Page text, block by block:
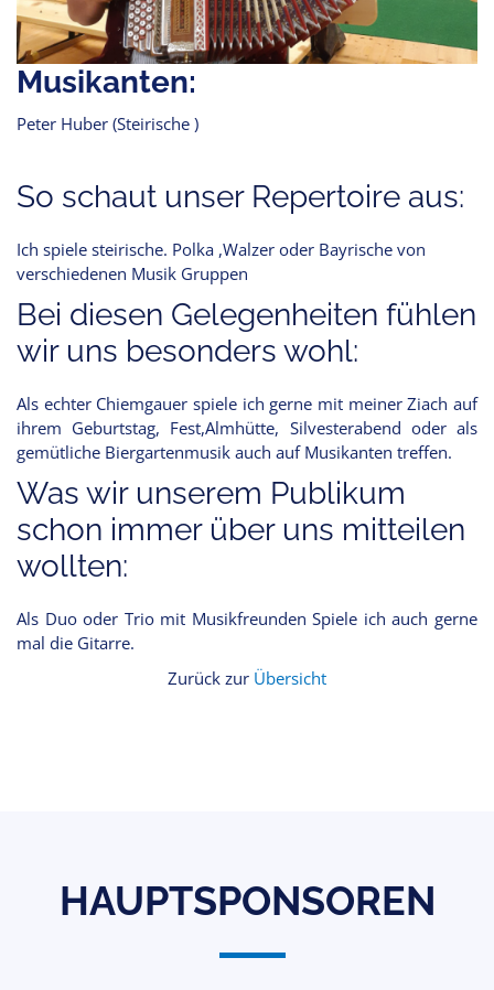
Musikanten:
Peter Huber (Steirische )
So schaut unser Repertoire aus:
Ich spiele steirische. Polka ,Walzer oder Bayrische von
verschiedenen Musik Gruppen
Bei diesen Gelegenheiten fühlen
wir uns besonders wohl:
Als echter Chiemgauer spiele ich gerne mit meiner Ziach auf
ihrem Geburtstag, Fest,Almhütte, Silvesterabend oder als
gemütliche Biergartenmusik auch auf Musikanten treffen.
Was wir unserem Publikum
schon immer über uns mitteilen
wollten:
Als Duo oder Trio mit Musikfreunden Spiele ich auch gerne
mal die Gitarre.
Zurück zur Übersicht
HAUPTSPONSOREN